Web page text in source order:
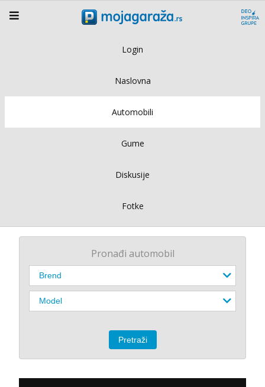
Login
Naslovna
Automobili
Gume
Diskusije
Fotke
Pronađi automobil